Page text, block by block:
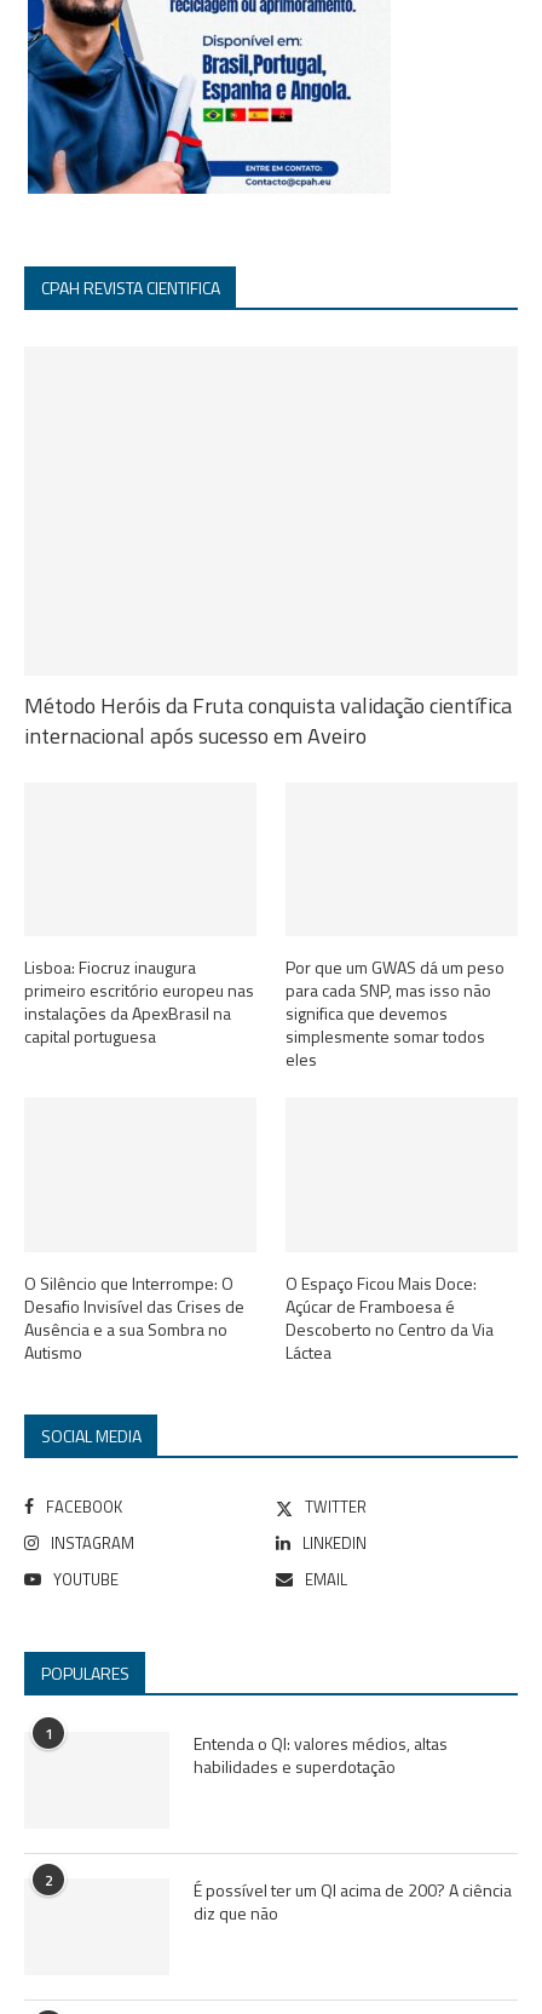
CPAH REVISTA CIENTIFICA
Método Heróis da Fruta conquista validação científica
internacional após sucesso em Aveiro
Lisboa: Fiocruz inaugura
primeiro escritório europeu nas
instalações da ApexBrasil na
capital portuguesa
Por que um GWAS dá um peso
para cada SNP, mas isso não
significa que devemos
simplesmente somar todos
eles
O Silêncio que Interrompe: O
Desafio Invisível das Crises de
Ausência e a sua Sombra no
Autismo
O Espaço Ficou Mais Doce:
Açúcar de Framboesa é
Descoberto no Centro da Via
Láctea
SOCIAL MEDIA
FACEBOOK
TWITTER
INSTAGRAM
LINKEDIN
YOUTUBE
EMAIL
POPULARES
1
Entenda o QI: valores médios, altas
habilidades e superdotação
2
É possível ter um QI acima de 200? A ciência
diz que não